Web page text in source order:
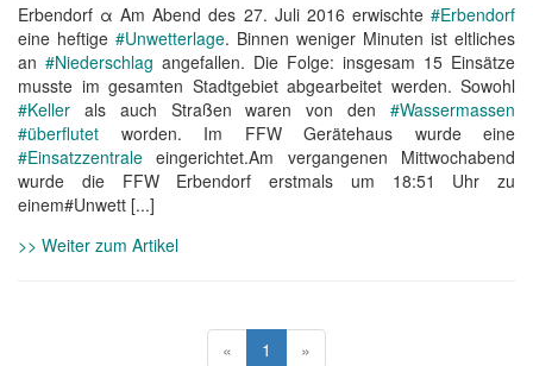
Erbendorf α Am Abend des 27. Juli 2016 erwischte #Erbendorf
eine heftige #Unwetterlage. Binnen weniger Minuten ist eltliches
an #Niederschlag angefallen. Die Folge: insgesam 15 Einsätze
musste im gesamten Stadtgebiet abgearbeitet werden. Sowohl
#Keller als auch Straßen waren von den #Wassermassen
#überflutet worden. Im FFW Gerätehaus wurde eine
#Einsatzzentrale eingerichtet.Am vergangenen Mittwochabend
wurde die FFW Erbendorf erstmals um 18:51 Uhr zu
einem#Unwett [...]
>> Weiter zum Artikel
« 1 »